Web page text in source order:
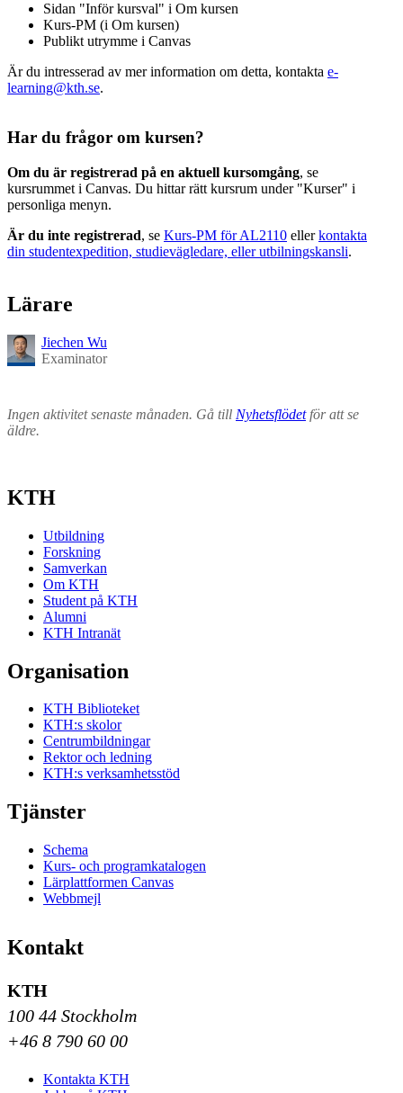
Sidan "Inför kursval" i Om kursen
Kurs-PM (i Om kursen)
Publikt utrymme i Canvas
Är du intresserad av mer information om detta, kontakta e-
learning@kth.se.
Har du frågor om kursen?
Om du är registrerad på en aktuell kursomgång, se
kursrummet i Canvas. Du hittar rätt kursrum under "Kurser" i
personliga menyn.
Är du inte registrerad, se Kurs-PM för AL2110 ellerkontakta
din studentexpedition, studievägledare, eller utbilningskansli.
Lärare
Jiechen Wu
Examinator
Ingen aktivitet senaste månaden. Gå till Nyhetsflödetför att se
äldre.
KTH
Utbildning
Forskning
Samverkan
Om KTH
Student på KTH
Alumni
KTH Intranät
Organisation
KTH Biblioteket
KTH:s skolor
Centrumbildningar
Rektor och ledning
KTH:s verksamhetsstöd
Tjänster
Schema
Kurs- och programkatalogen
Lärplattformen Canvas
Webbmejl
Kontakt
KTH
100 44 Stockholm
+46 8 790 60 00
Kontakta KTH